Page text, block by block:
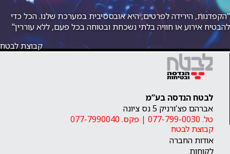
“הקפדנות, הירידה לפרטים, היא אובססיבית במערכת שלנו. הכל כדי
להבטיח אירוע או חוויה בלתי נשכחת ובטוחה בכל פעם, ללא עוררין"
קבוצת לבטח
לבטח הנדסה בע”מ
אברהם פצ’ורניק 5 נס ציונה
טל. 077-799-0030
| פקס. 077-7990040
קבוצת לבטח
אודות החברה
לקוחות